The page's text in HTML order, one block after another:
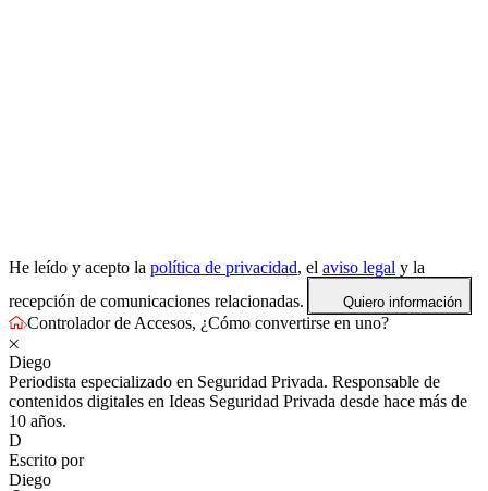
He leído y acepto la política de privacidad, el aviso legal y la
recepción de comunicaciones relacionadas.
Quiero información
Controlador de Accesos, ¿Cómo convertirse en uno?
Diego
Periodista especializado en Seguridad Privada. Responsable de
contenidos digitales en Ideas Seguridad Privada desde hace más de
10 años.
D
Escrito por
Diego